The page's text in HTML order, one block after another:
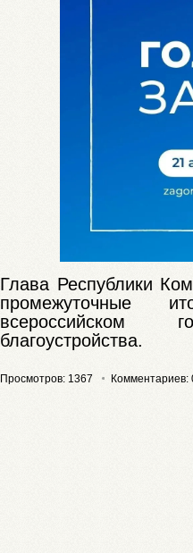
Глава Республики
промежуточные
всероссийском
благоустройства.
Просмотров: 1367 Комментариев: